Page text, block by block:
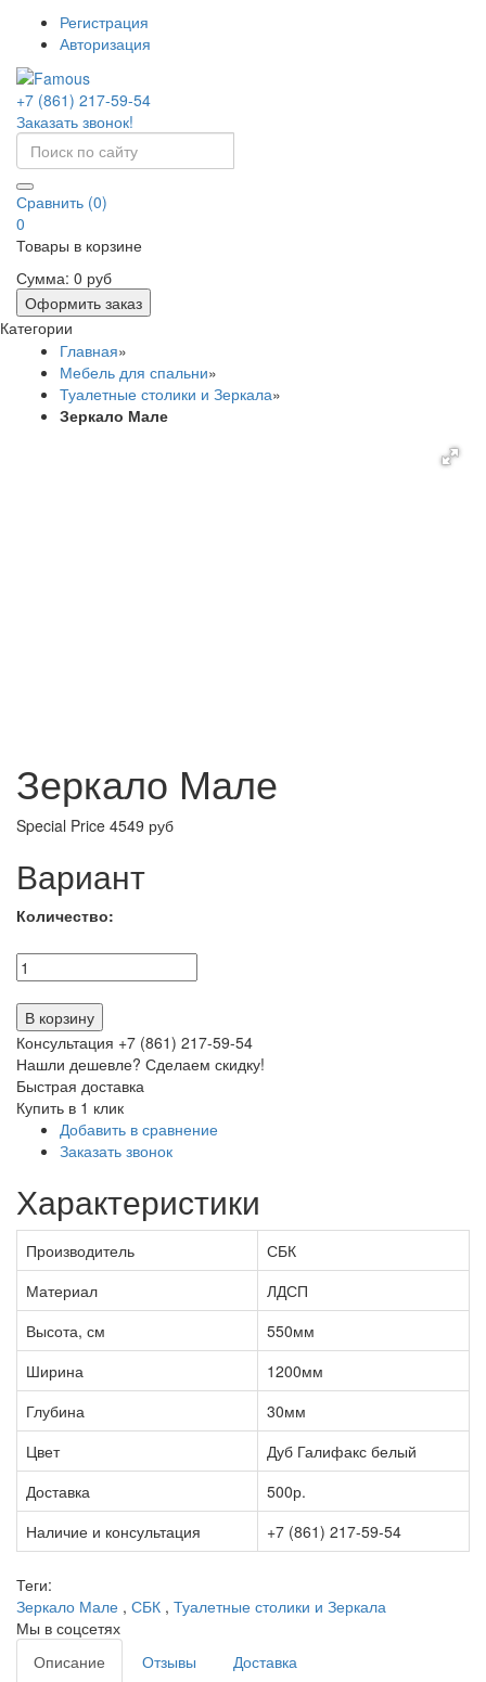
Регистрация
Авторизация
+7 (861) 217-59-54
Заказать звонок!
Сравнить (0)
0
Товары в корзине
Сумма: 0 руб
Оформить заказ
Категории
Главная»
Мебель для спальни»
Туалетные столики и Зеркала»
Зеркало Мале
Зеркало Мале
Special Price 4549 руб
Вариант
Количество:
В корзину
Консультация +7 (861) 217-59-54
Нашли дешевле? Сделаем скидку!
Быстрая доставка
Купить в 1 клик
Добавить в сравнение
Заказать звонок
Характеристики
Производитель
СБК
Материал
ЛДСП
Высота, см
550мм
Ширина
1200мм
Глубина
30мм
Цвет
Дуб Галифакс белый
Доставка
500р.
Наличие и консультация
+7 (861) 217-59-54
Теги:
Зеркало Мале , СБК , Туалетные столики и Зеркала
Мы в соцсетях
Описание
Отзывы Доставка